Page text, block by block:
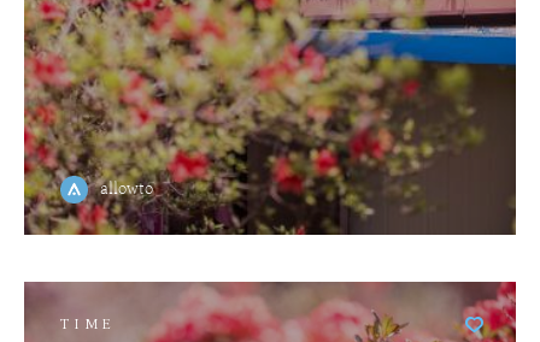
allowto
TIME